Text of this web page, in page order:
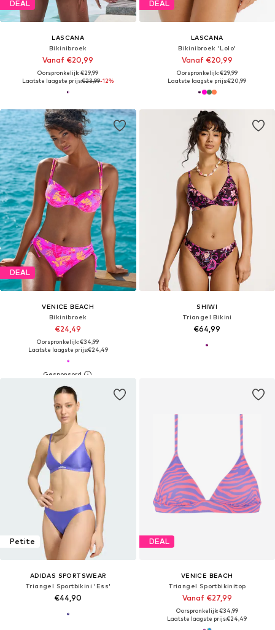
DEAL
LASCANA
Bikinibroek
Vanaf €20,99
Oorspronkelijk: €29,99
Laatste laagste prijs:€23,99-12%
DEAL
LASCANA
Bikinibroek 'Lolo'
Vanaf €20,99
Oorspronkelijk: €29,99
Laatste laagste prijs:€20,99
DEAL
VENICE BEACH
Bikinibroek
€24,49
Oorspronkelijk: €34,99
Laatste laagste prijs:€24,49
SHIWI
Triangel Bikini
€64,99
Petite
ADIDAS SPORTSWEAR
Triangel Sportbikini 'Ess'
€44,90
DEAL
VENICE BEACH
Triangel Sportbikinitop
Vanaf €27,99
Oorspronkelijk: €34,99
Laatste laagste prijs:€24,49